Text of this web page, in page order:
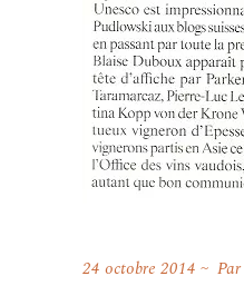
24 octobre 2014 Par